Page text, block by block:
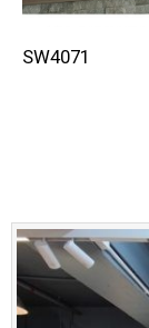
SW4071